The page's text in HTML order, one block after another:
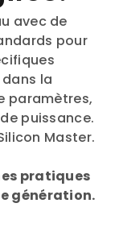
avec de
pour
la
paramètres,
puissance.
Master.
pratiques
génération.